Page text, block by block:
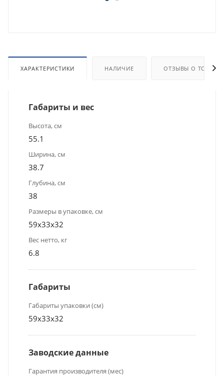
ХАРАКТЕРИСТИКИ НАЛИЧИЕ ОТЗЫВЫ О ТОВАРЕ
Габариты и вес
Высота, см
55.1
Ширина, см
38.7
Глубина, см
38
Размеры в упаковке, см
59х33х32
Вес нетто, кг
6.8
Габариты
Габариты упаковки (см)
59х33х32
Заводские данные
Гарантия производителя (мес)